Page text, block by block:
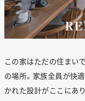
この家はただの住まい
の場所。家族全員が快
かれた設計がここにあ